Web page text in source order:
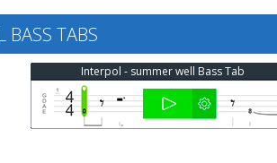
TABS
Interpol - summer well Bass Tab